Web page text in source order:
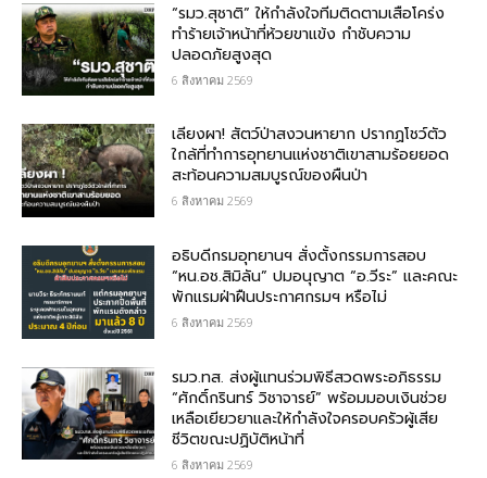
“รมว.สุชาติ” ให้กำลังใจทีมติดตามเสือโคร่ง
ทำร้ายเจ้าหน้าที่ห้วยขาแข้ง กำชับความ
ปลอดภัยสูงสุด
6 สิงหาคม 2569
เลียงผา! สัตว์ป่าสงวนหายาก ปรากฏโชว์ตัว
ใกล้ที่ทำการอุทยานแห่งชาติเขาสามร้อยยอด
สะท้อนความสมบูรณ์ของผืนป่า
6 สิงหาคม 2569
อธิบดีกรมอุทยานฯ​ สั่งตั้งกรรมการสอบ
“หน.อช.สิมิลัน” ปมอนุญาต “อ.วีระ” และคณะ
พักแรมฝ่าฝืนประกาศกรมฯ หรือไม่
6 สิงหาคม 2569
รมว.ทส. ส่งผู้แทนร่วมพิธีสวดพระอภิธรรม
“ศักดิ์กรินทร์ วิชาจารย์” พร้อมมอบเงินช่วย
เหลือเยียวยาและให้กำลังใจครอบครัวผู้เสีย
ชีวิตขณะปฏิบัติหน้าที่
6 สิงหาคม 2569